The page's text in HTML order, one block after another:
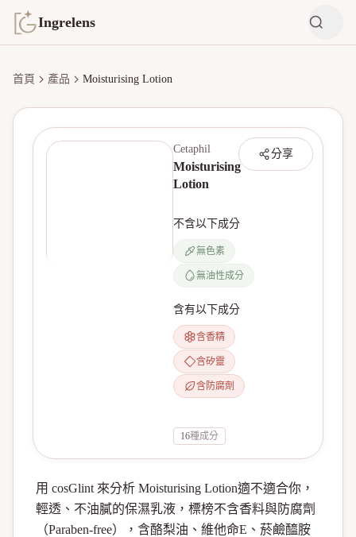
Ingrelens
首頁 產品 Moisturising Lotion
分享
Cetaphil
Moisturising
Lotion
不含以下成分
無色素
無油性成分
含有以下成分
含香精
含矽靈
含防腐劑
16種成分
用 cosGlint 來分析 Moisturising Lotion適不適合你，
輕透、不油膩的保濕乳液，標榜不含香料與防腐劑
（Paraben-free），含酪梨油、維他命E、菸鹼醯胺